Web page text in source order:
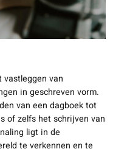
van
in geschreven vorm.
van een dagboek tot
of zelfs het schrijven van
ligt in de
te verkennen en te